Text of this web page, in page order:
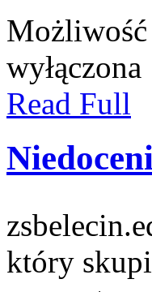
wyłączona
Read Full
który